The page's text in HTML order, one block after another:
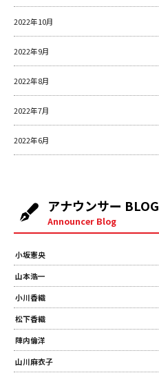
2022年10月
2022年9月
2022年8月
2022年7月
2022年6月
アナウンサー BLOG
Announcer Blog
小坂憲央
山本浩一
小川香織
松下香織
陣内倫洋
山川麻衣子